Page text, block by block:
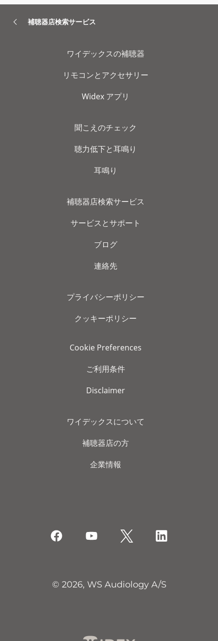
補聴器店検索サービス
ワイデックスの補聴器
リモコンとアクセサリー
Widex アプリ
聞こえのチェック
聴力低下と耳鳴り
耳鳴り
補聴器店検索サービス
サービスとサポート
ブログ
連絡先
プライバシーポリシー
クッキーポリシー
Cookie Preferences
ご利用条件
Disclaimer
ワイデックスについて
補聴器店の方
企業情報
© 2026, WS Audiology A/S